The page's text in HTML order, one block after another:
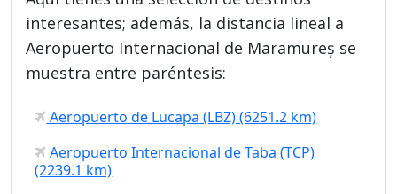
interesantes; además, la distancia lineal a
Aeropuerto Internacional de Maramureș se
muestra entre paréntesis:
Aeropuerto de Lucapa (LBZ) (6251.2 km)
Aeropuerto Internacional de Taba (TCP)
(2239.1 km)